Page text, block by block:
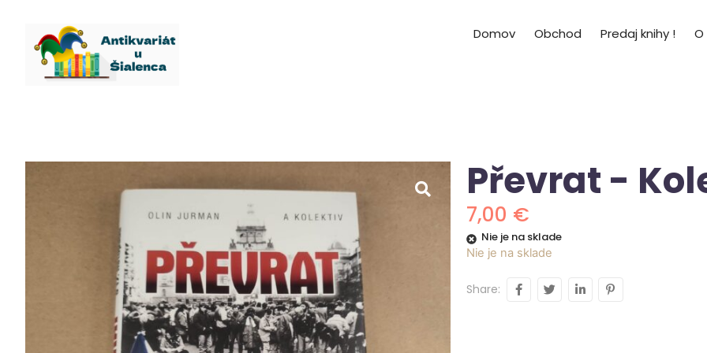
Domov Obchod Predaj knihy !
Převrat -
7,00 €
Nie je na sklade
Nie je na sklade
Share: